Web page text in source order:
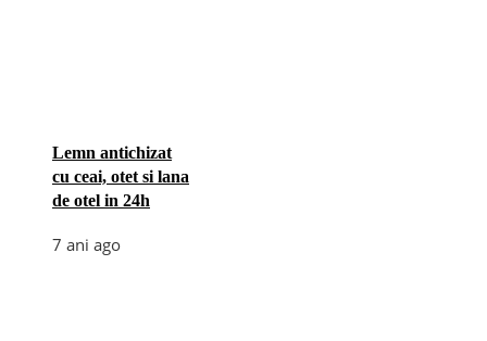
Lemn antichizat
cu ceai, otet si lana
de otel in 24h
7 ani ago